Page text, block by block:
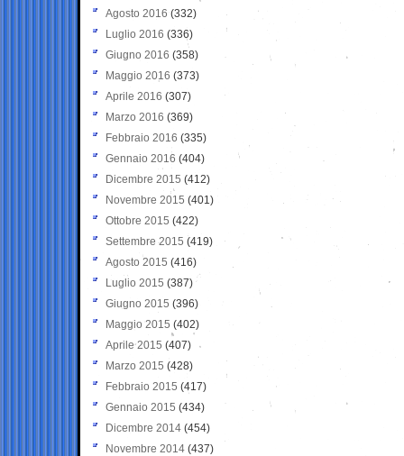
Agosto 2016 (332)
Luglio 2016 (336)
Giugno 2016 (358)
Maggio 2016 (373)
Aprile 2016 (307)
Marzo 2016 (369)
Febbraio 2016 (335)
Gennaio 2016 (404)
Dicembre 2015 (412)
Novembre 2015 (401)
Ottobre 2015 (422)
Settembre 2015 (419)
Agosto 2015 (416)
Luglio 2015 (387)
Giugno 2015 (396)
Maggio 2015 (402)
Aprile 2015 (407)
Marzo 2015 (428)
Febbraio 2015 (417)
Gennaio 2015 (434)
Dicembre 2014 (454)
Novembre 2014 (437)